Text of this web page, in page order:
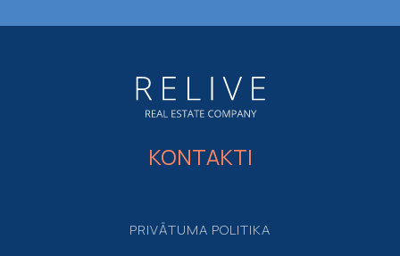
KONTAKTI
PRIVĀTUMA POLITIKA